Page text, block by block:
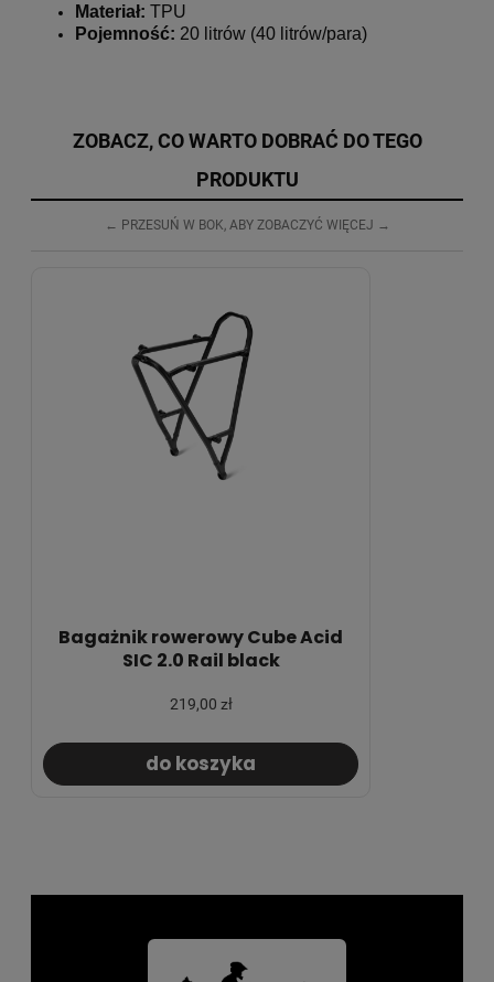
Materiał: TPU
Pojemność: 20 litrów (40 litrów/para)
ZOBACZ, CO WARTO DOBRAĆ DO TEGO
PRODUKTU
Bagażnik rowerowy Cube Acid
SIC 2.0 Rail black
219,00 zł
do koszyka